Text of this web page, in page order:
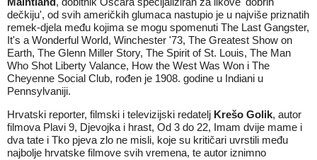
dečkiju', od svih američkih glumaca nastupio je u najviše priznatih
remek-djela među kojima se mogu spomenuti The Last Gangster,
It's a Wonderful World, Winchester '73, The Greatest Show on
Earth, The Glenn Miller Story, The Spirit of St. Louis, The Man
Who Shot Liberty Valance, How the West Was Won i The
Cheyenne Social Club, rođen je 1908. godine u Indiani u
Pennsylvaniji.
Hrvatski reporter, filmski i televizijski redatelj Krešo Golik, autor
filmova Plavi 9, Djevojka i hrast, Od 3 do 22, Imam dvije mame i
dva tate i Tko pjeva zlo ne misli, koje su kritičari uvrstili među
najbolje hrvatske filmove svih vremena, te autor iznimno